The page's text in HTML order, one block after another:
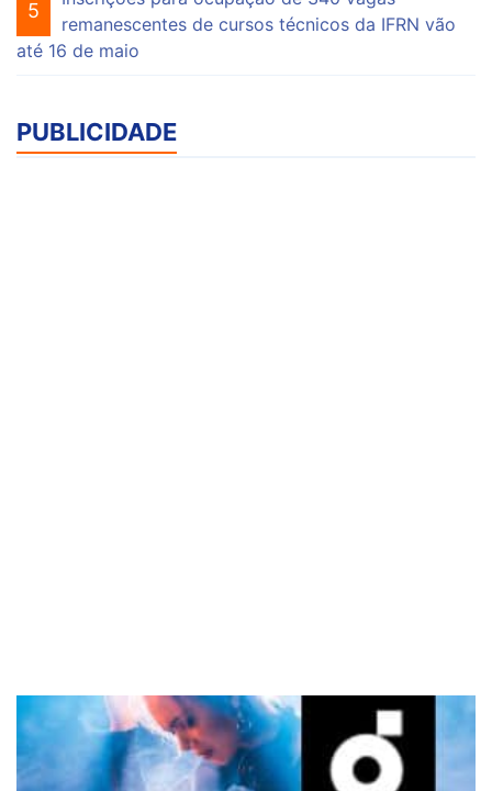
5
remanescentes de cursos técnicos da IFRN vão
até 16 de maio
PUBLICIDADE